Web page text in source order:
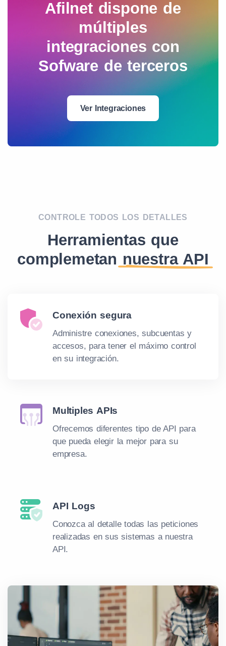
Afilnet dispone de
múltiples
integraciones con
Sofware de terceros
Ver Integraciones
CONTROLE TODOS LOS DETALLES
Herramientas que
complemetan nuestra API
Conexión segura
Administre conexiones, subcuentas y
accesos, para tener el máximo control
en su integración.
Multiples APIs
Ofrecemos diferentes tipo de API para
que pueda elegir la mejor para su
empresa.
API Logs
Conozca al detalle todas las peticiones
realizadas en sus sistemas a nuestra
API.